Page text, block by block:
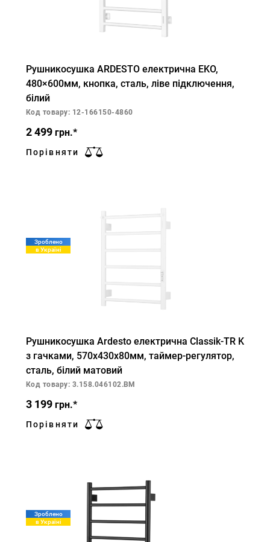
Рушникосушка ARDESTO електрична EKO,
480×600мм, кнопка, сталь, ліве підключення,
білий
Код товару: 12-166150-4860
2 499 грн.*
Порівняти
Зроблено
в Україні
Рушникосушка Ardesto електрична Classik-TR K
з гачками, 570х430х80мм, таймер-регулятор,
сталь, білий матовий
Код товару: 3.158.046102.BM
3 199 грн.*
Порівняти
Зроблено
в Україні